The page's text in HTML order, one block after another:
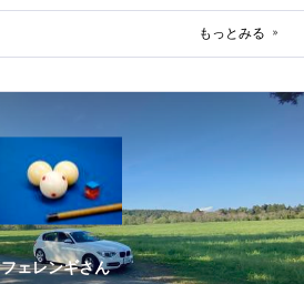
もっとみる
フェレンギさん